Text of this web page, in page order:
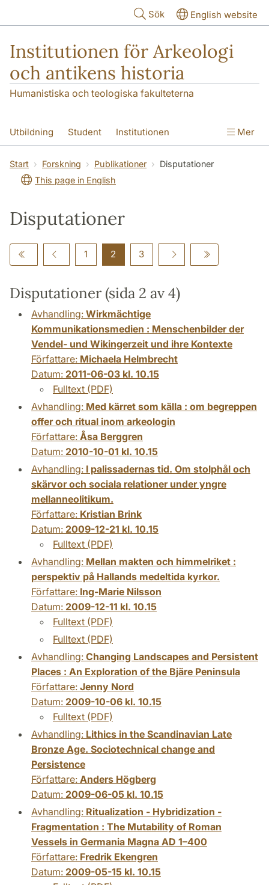
Sök English website
Institutionen för Arkeologi
och antikens historia
Humanistiska och teologiska fakulteterna
Utbildning Student Institutionen
Forskning Kontakt
Mer
Start Forskning Publikationer
Disputationer
This page in English
Disputationer
1 2 3
Disputationer (sida 2 av 4)
Avhandling: Wirkmächtige
Kommunikationsmedien : Menschenbilder der
Vendel- und Wikingerzeit und ihre Kontexte
Författare: Michaela Helmbrecht
Datum: 2011-06-03 kl. 10.15
Fulltext (PDF)
Avhandling: Med kärret som källa : om begreppen
offer och ritual inom arkeologin
Författare: Åsa Berggren
Datum: 2010-10-01 kl. 10.15
Avhandling: I palissadernas tid. Om stolphål och
skärvor och sociala relationer under yngre
mellanneolitikum.
Författare: Kristian Brink
Datum: 2009-12-21 kl. 10.15
Fulltext (PDF)
Avhandling: Mellan makten och himmelriket :
perspektiv på Hallands medeltida kyrkor.
Författare: Ing-Marie Nilsson
Datum: 2009-12-11 kl. 10.15
Fulltext (PDF)
Fulltext (PDF)
Avhandling: Changing Landscapes and Persistent
Places : An Exploration of the Bjäre Peninsula
Författare: Jenny Nord
Datum: 2009-10-06 kl. 10.15
Fulltext (PDF)
Avhandling: Lithics in the Scandinavian Late
Bronze Age. Sociotechnical change and
Persistence
Författare: Anders Högberg
Datum: 2009-06-05 kl. 10.15
Avhandling: Ritualization - Hybridization -
Fragmentation : The Mutability of Roman
Vessels in Germania Magna AD 1–400
Författare: Fredrik Ekengren
Datum: 2009-05-15 kl. 10.15